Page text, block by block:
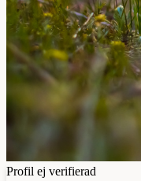
Profil ej verifierad